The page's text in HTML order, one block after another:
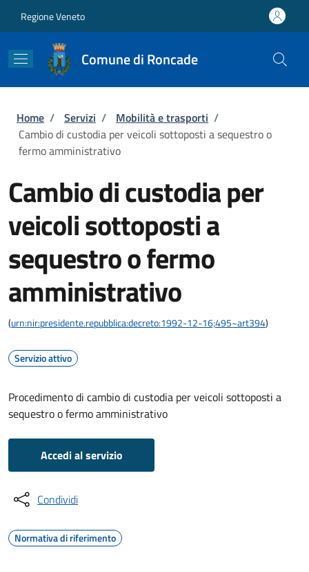
Regione Veneto
Comune di Roncade
Briciole di pane
Home / Servizi / Mobilità e trasporti /
Cambio di custodia per veicoli sottoposti a sequestro o
fermo amministrativo
Cambio di custodia per
veicoli sottoposti a
sequestro o fermo
amministrativo
(urn:nir:presidente.repubblica:decreto:1992-12-16;495~art394)
Servizio attivo
Procedimento di cambio di custodia per veicoli sottoposti a
sequestro o fermo amministrativo
Accedi al servizio
Condividi
Normativa di riferimento